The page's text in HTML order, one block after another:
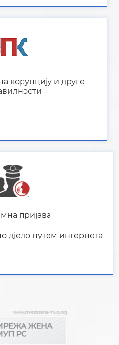
корупцију и друге
пријава
дјело путем интернета